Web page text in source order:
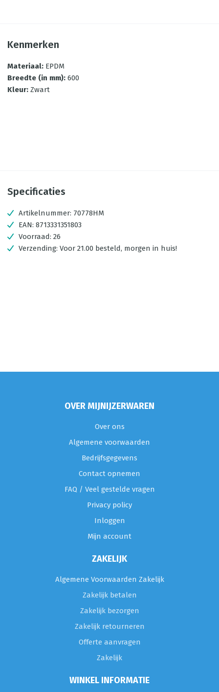
Kenmerken
Materiaal: EPDM
Breedte (in mm): 600
Kleur: Zwart
Specificaties
Artikelnummer: 70778HM
EAN: 8713331351803
Voorraad: 26
Verzending: Voor 21.00 besteld, morgen in huis!
OVER MIJNIJZERWAREN
Over ons
Algemene voorwaarden
Bedrijfsgegevens
Contact opnemen
FAQ / Veel gestelde vragen
Privacy policy
Inloggen
Mijn account
ZAKELIJK
Algemene Voorwaarden Zakelijk
Zakelijk betalen
Zakelijk bezorgen
Zakelijk retourneren
Offerte aanvragen
Zakelijk
WINKEL INFORMATIE